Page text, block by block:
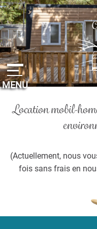
MENU
Location mobil-
(Actuellement, nous
fois sans frais en
Panneau de gestion